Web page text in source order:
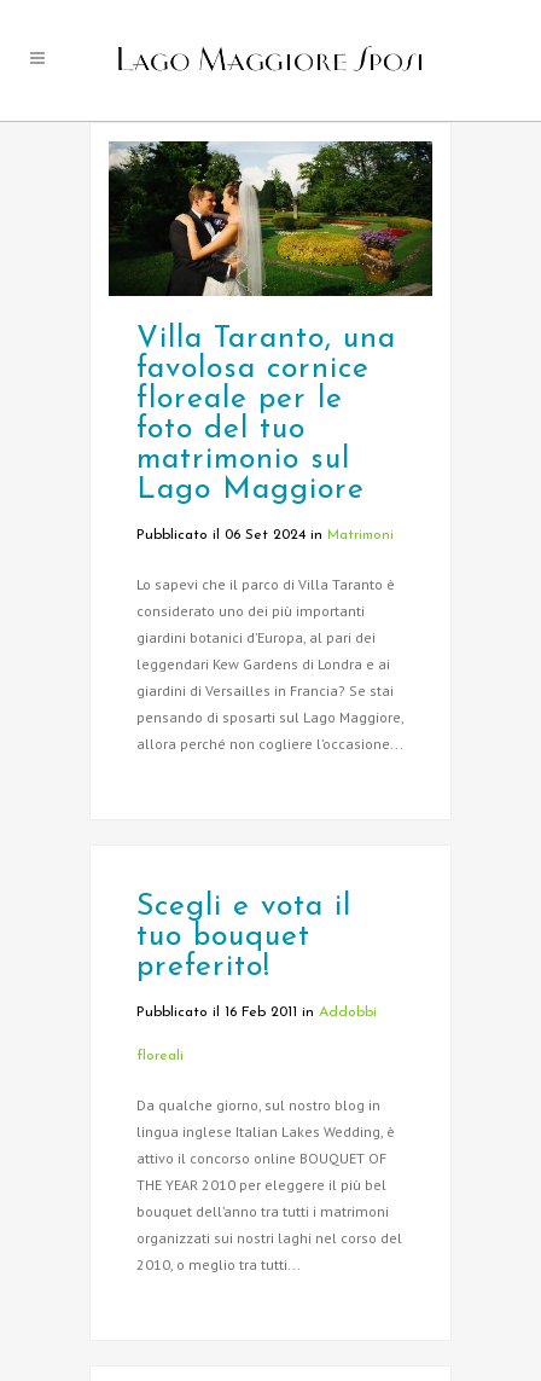
Villa Taranto, una
favolosa cornice
floreale per le
foto del tuo
matrimonio sul
Lago Maggiore
Pubblicato il 06 Set 2024 in Matrimoni
Lo sapevi che il parco di Villa Taranto è
considerato uno dei più importanti
giardini botanici d’Europa, al pari dei
leggendari Kew Gardens di Londra e ai
giardini di Versailles in Francia? Se stai
pensando di sposarti sul Lago Maggiore,
allora perché non cogliere l’occasione...
Scegli e vota il
tuo bouquet
preferito!
Pubblicato il 16 Feb 2011 in Addobbi
floreali
Da qualche giorno, sul nostro blog in
lingua inglese Italian Lakes Wedding, è
attivo il concorso online BOUQUET OF
THE YEAR 2010 per eleggere il più bel
bouquet dell’anno tra tutti i matrimoni
organizzati sui nostri laghi nel corso del
2010, o meglio tra tutti...